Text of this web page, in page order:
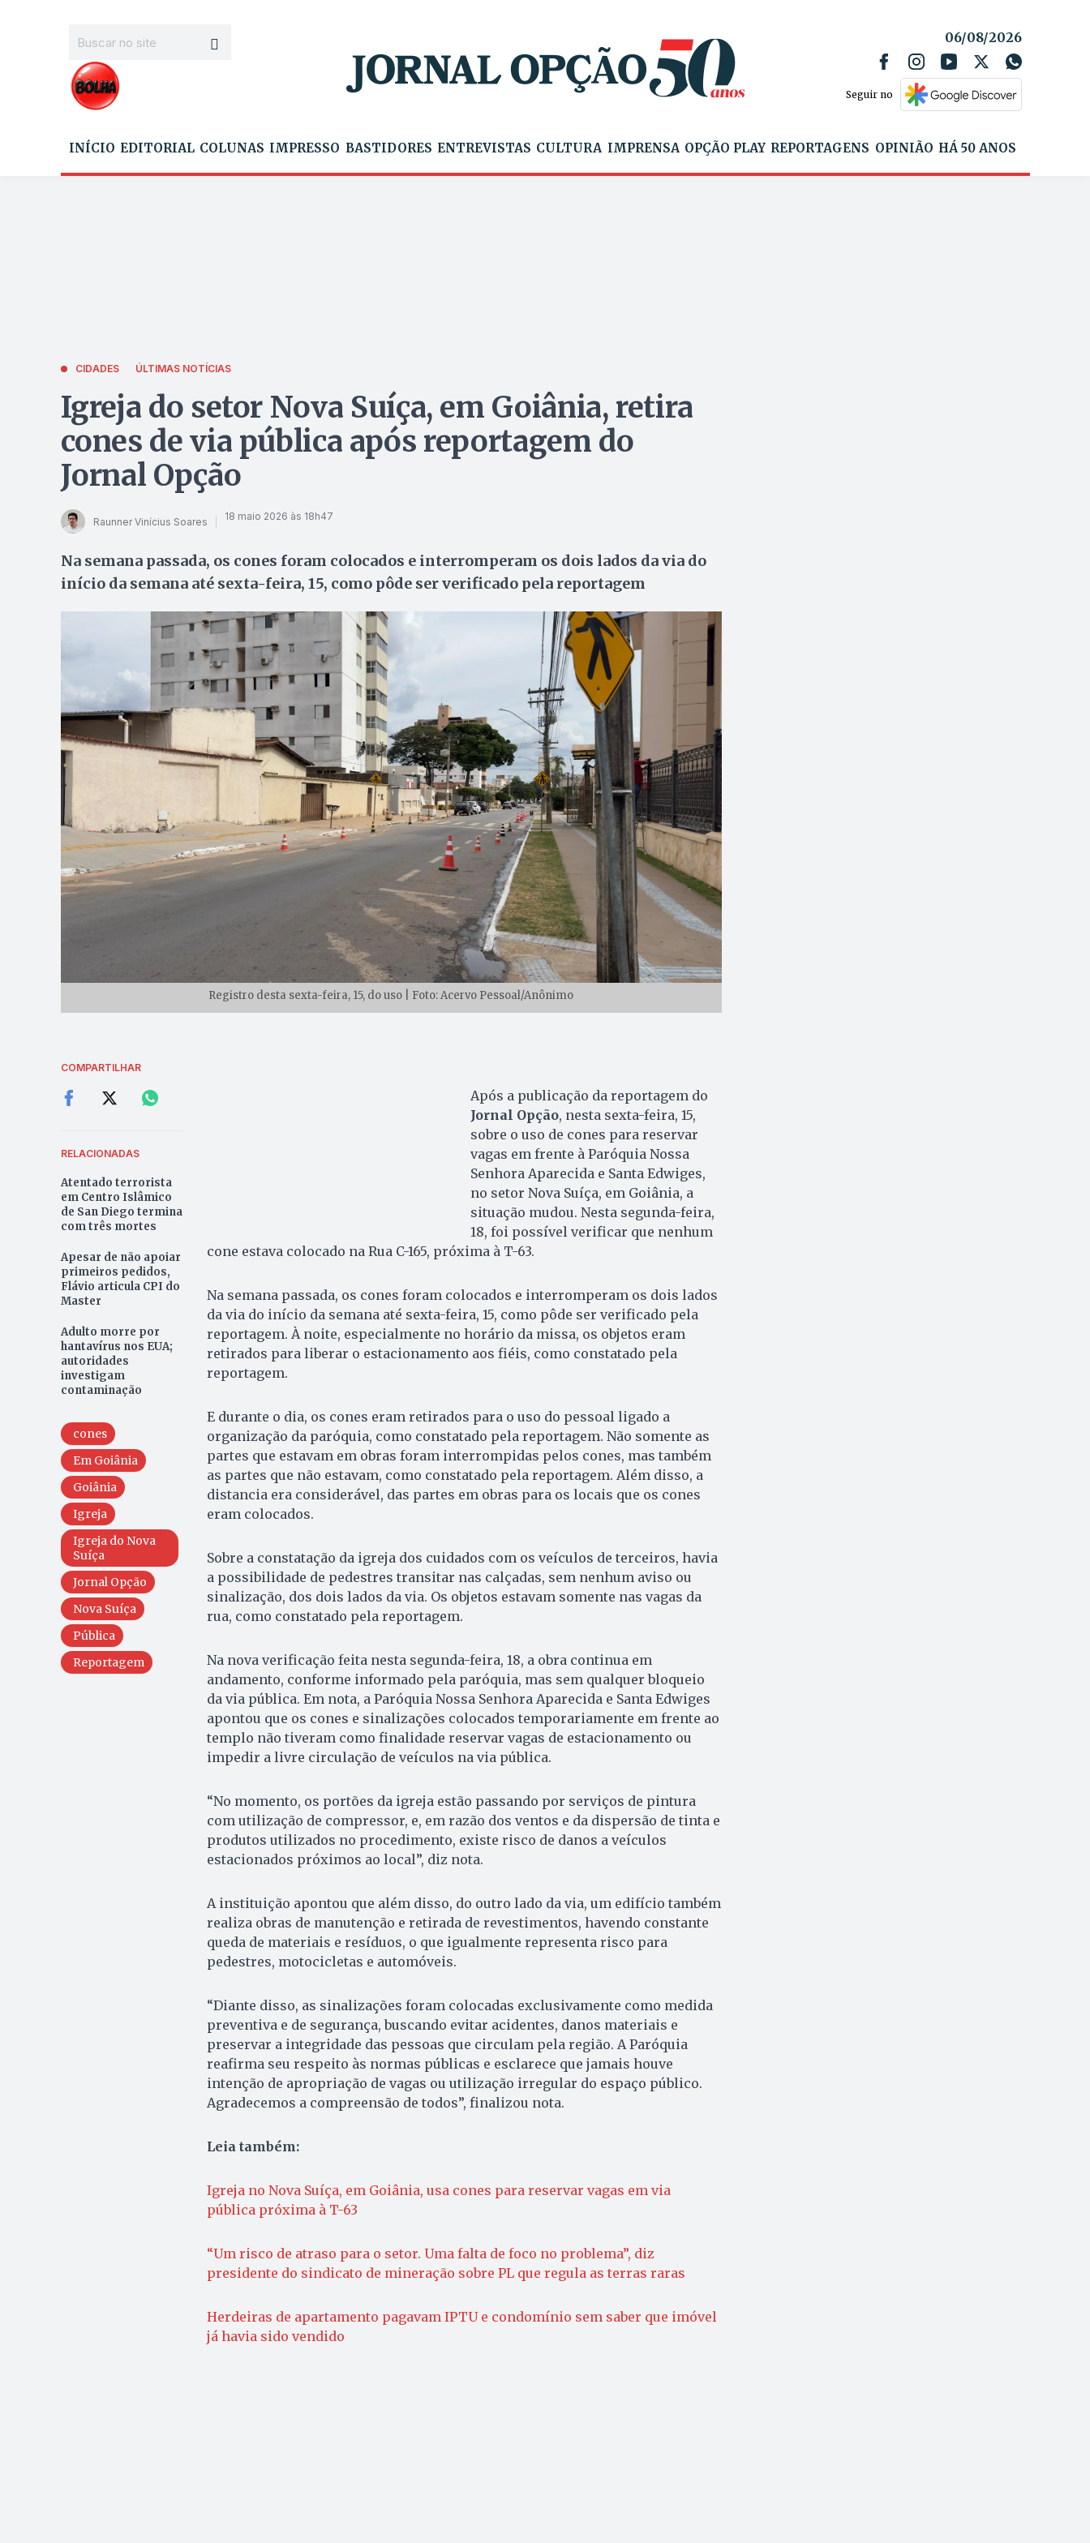
06/08/2026
Seguir no
INÍCIO EDITORIAL COLUNAS IMPRESSO BASTIDORES ENTREVISTAS CULTURA IMPRENSA OPÇÃO PLAY REPORTAGENS OPINIÃO HÁ 50 ANOS
CIDADES ÚLTIMAS NOTÍCIAS
Igreja do setor Nova Suíça, em Goiânia, retira
cones de via pública após reportagem do
Jornal Opção
Raunner Vinícius Soares 18 maio 2026 às 18h47
Na semana passada, os cones foram colocados e interromperam os dois lados da via do
início da semana até sexta-feira, 15, como pôde ser verificado pela reportagem
Registro desta sexta-feira, 15, do uso | Foto: Acervo Pessoal/Anônimo
COMPARTILHAR
RELACIONADAS
Atentado terrorista
em Centro Islâmico
de San Diego termina
com três mortes
Apesar de não apoiar
primeiros pedidos,
Flávio articula CPI do
Master
Adulto morre por
hantavírus nos EUA;
autoridades
investigam
contaminação
cones
Em Goiânia
Goiânia
Igreja
Igreja do Nova
Suíça
Jornal Opção
Nova Suíça
Pública
Reportagem
Após a publicação da reportagem do
Jornal Opção, nesta sexta-feira, 15,
sobre o uso de cones para reservar
vagas em frente à Paróquia Nossa
Senhora Aparecida e Santa Edwiges,
no setor Nova Suíça, em Goiânia, a
situação mudou. Nesta segunda-feira,
18, foi possível verificar que nenhum
cone estava colocado na Rua C-165, próxima à T-63.
Na semana passada, os cones foram colocados e interromperam os dois lados
da via do início da semana até sexta-feira, 15, como pôde ser verificado pela
reportagem. À noite, especialmente no horário da missa, os objetos eram
retirados para liberar o estacionamento aos fiéis, como constatado pela
reportagem.
E durante o dia, os cones eram retirados para o uso do pessoal ligado a
organização da paróquia, como constatado pela reportagem. Não somente as
partes que estavam em obras foram interrompidas pelos cones, mas também
as partes que não estavam, como constatado pela reportagem. Além disso, a
distancia era considerável, das partes em obras para os locais que os cones
eram colocados.
Sobre a constatação da igreja dos cuidados com os veículos de terceiros, havia
a possibilidade de pedestres transitar nas calçadas, sem nenhum aviso ou
sinalização, dos dois lados da via. Os objetos estavam somente nas vagas da
rua, como constatado pela reportagem.
Na nova verificação feita nesta segunda-feira, 18, a obra continua em
andamento, conforme informado pela paróquia, mas sem qualquer bloqueio
da via pública. Em nota, a Paróquia Nossa Senhora Aparecida e Santa Edwiges
apontou que os cones e sinalizações colocados temporariamente em frente ao
templo não tiveram como finalidade reservar vagas de estacionamento ou
impedir a livre circulação de veículos na via pública.
“No momento, os portões da igreja estão passando por serviços de pintura
com utilização de compressor, e, em razão dos ventos e da dispersão de tinta e
produtos utilizados no procedimento, existe risco de danos a veículos
estacionados próximos ao local”, diz nota.
A instituição apontou que além disso, do outro lado da via, um edifício também
realiza obras de manutenção e retirada de revestimentos, havendo constante
queda de materiais e resíduos, o que igualmente representa risco para
pedestres, motocicletas e automóveis.
“Diante disso, as sinalizações foram colocadas exclusivamente como medida
preventiva e de segurança, buscando evitar acidentes, danos materiais e
preservar a integridade das pessoas que circulam pela região. A Paróquia
reafirma seu respeito às normas públicas e esclarece que jamais houve
intenção de apropriação de vagas ou utilização irregular do espaço público.
Agradecemos a compreensão de todos”, finalizou nota.
Leia também:
Igreja no Nova Suíça, em Goiânia, usa cones para reservar vagas em via
pública próxima à T-63
“Um risco de atraso para o setor. Uma falta de foco no problema”, diz
presidente do sindicato de mineração sobre PL que regula as terras raras
Herdeiras de apartamento pagavam IPTU e condomínio sem saber que imóvel
já havia sido vendido